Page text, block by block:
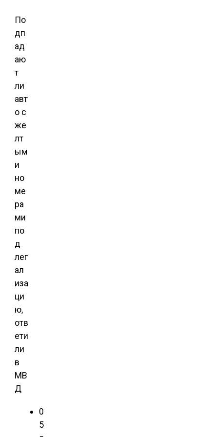
По
дп
ад
аю
т
ли
авт
о с
же
лт
ым
и
но
ме
ра
ми
по
д
лег
ал
иза
ци
ю,
отв
ети
ли
в
МВ
Д
0
5